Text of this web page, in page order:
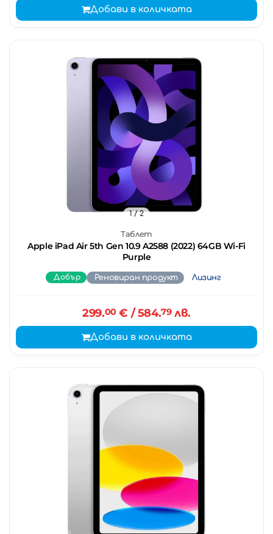
Добави в количката
Таблет
Apple iPad Air 5th Gen 10.9 A2588 (2022) 64GB Wi-Fi
Purple
1/ 2
Добър Реновиран продукт Лизинг
299.00€ / 584.79лв.
Добави в количката